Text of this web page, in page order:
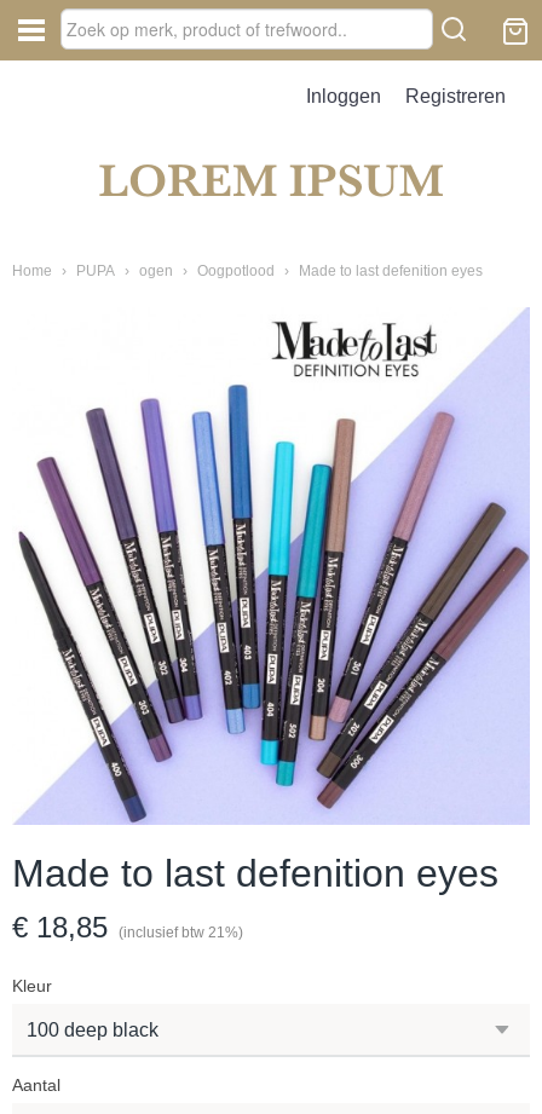
Inloggen Registreren
Home › PUPA › ogen › Oogpotlood › Made to last defenition eyes
Made to last defenition eyes
€ 18,85 (inclusief btw 21%)
Kleur
Aantal